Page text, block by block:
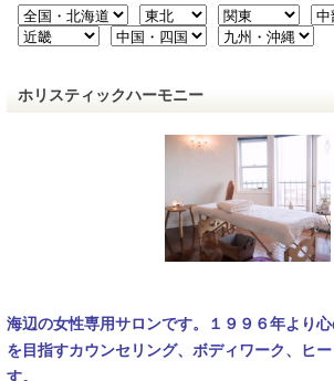
ホリスティックハーモニー
海辺の女性専用サロンです。１９９６年より
を目指すカウンセリング、ボディワーク、ヒ
す。